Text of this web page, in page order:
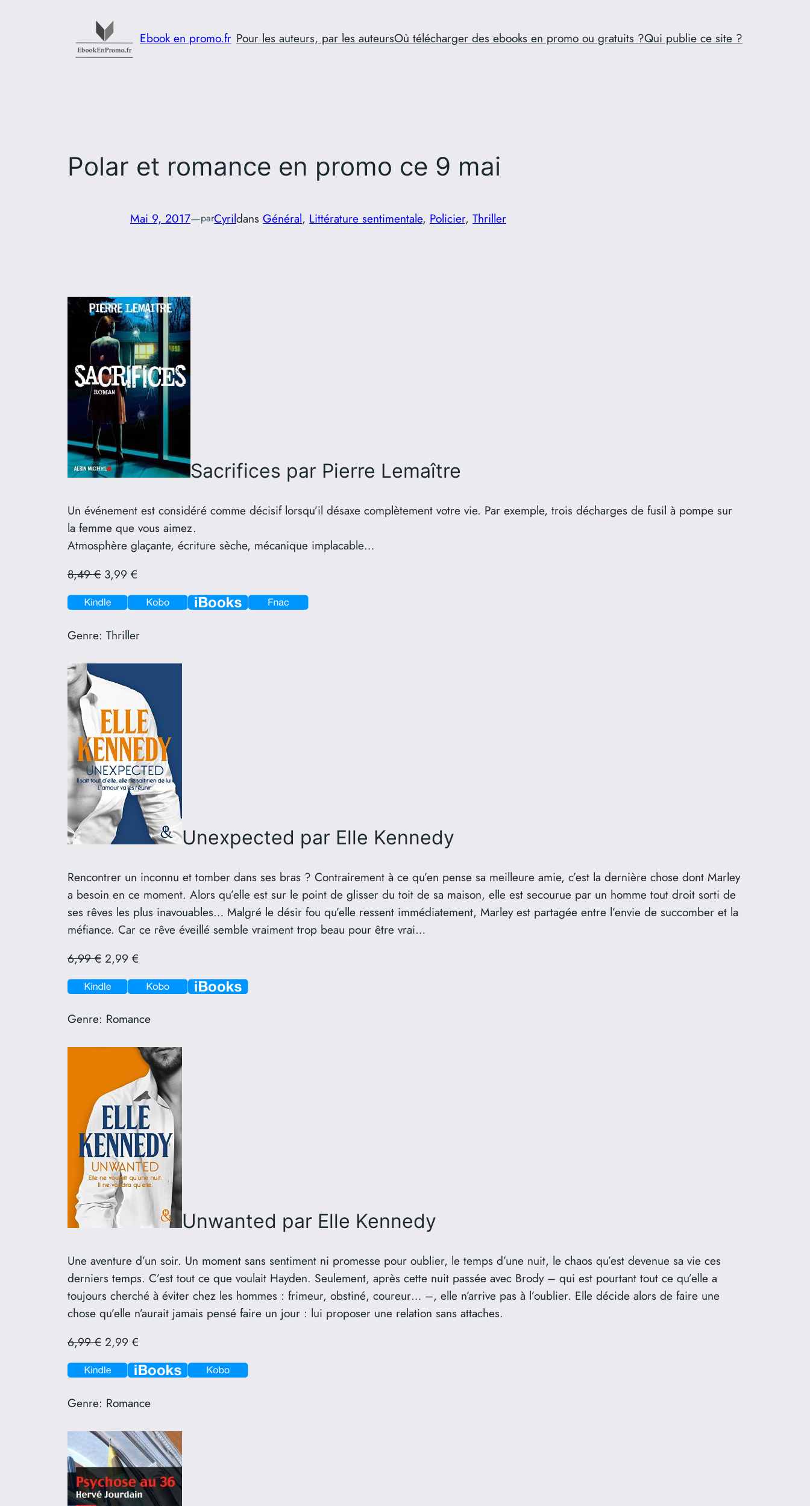
Ebook en promo.fr Pour les auteurs, par les auteursOù télécharger des ebooks en promo ou gratuits ?Qui publie ce site ?
Polar et romance en promo ce 9 mai
Mai 9, 2017—parCyrildans Général, Littérature sentimentale, Policier, Thriller
Sacrifices par Pierre Lemaître
Un événement est considéré comme décisif lorsqu’il désaxe complètement votre vie. Par exemple, trois décharges de fusil à pompe sur
la femme que vous aimez.
Atmosphère glaçante, écriture sèche, mécanique implacable…
8,49 € 3,99 €
Genre: Thriller
Unexpected par Elle Kennedy
Rencontrer un inconnu et tomber dans ses bras ? Contrairement à ce qu’en pense sa meilleure amie, c’est la dernière chose dont Marley
a besoin en ce moment. Alors qu’elle est sur le point de glisser du toit de sa maison, elle est secourue par un homme tout droit sorti de
ses rêves les plus inavouables… Malgré le désir fou qu’elle ressent immédiatement, Marley est partagée entre l’envie de succomber et la
méfiance. Car ce rêve éveillé semble vraiment trop beau pour être vrai…
6,99 € 2,99 €
Genre: Romance
Unwanted par Elle Kennedy
Une aventure d’un soir. Un moment sans sentiment ni promesse pour oublier, le temps d’une nuit, le chaos qu’est devenue sa vie ces
derniers temps. C’est tout ce que voulait Hayden. Seulement, après cette nuit passée avec Brody – qui est pourtant tout ce qu’elle a
toujours cherché à éviter chez les hommes : frimeur, obstiné, coureur… –, elle n’arrive pas à l’oublier. Elle décide alors de faire une
chose qu’elle n’aurait jamais pensé faire un jour : lui proposer une relation sans attaches.
6,99 € 2,99 €
Genre: Romance